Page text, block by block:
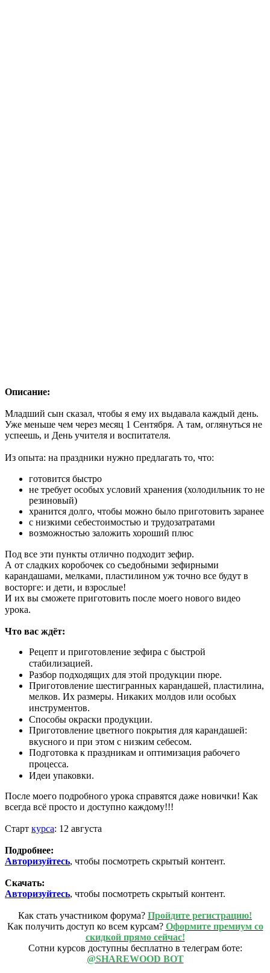
Описание:
Младший сын сказал, чтобы я ему их выдавала каждый день.
Уже меньше чем через месяц 1 Сентября. А там, оглянуться не
успеешь, и День учителя и воспитателя.
Из опыта: на праздники нужно предлагать то, что:
готовится быстро⠀
не требует особых условий хранения (холодильник то не
резиновый)
хранится долго, чтобы можно было приготовить заранее
с низкими себестоимостью и трудозатратами
возможностью заложить хороший плюс
Под все эти пункты отлично подходит зефир.⠀
А от сладких коробочек со съедобными зефирными
карандашами, мелками, пластилином уж точно все будут в
восторге: и дети, и взрослые!⠀
И их вы сможете приготовить после моего нового видео
урока.⠀
Что вас ждёт:
Рецепт и приготовление зефира с быстрой
стабилизацией.⠀
Разбор подходящих для этой продукции пюре.⠀
Приготовление шестигранных карандашей, пластилина,
мелков. Их размеры. Никаких молдов или особых
инструментов.⠀
Способы окраски продукции.⠀
Приготовление цветного покрытия для карандашей:
вкусного и при этом с низким себесом.⠀
Подготовка к праздникам и оптимизация рабочего
процесса.⠀
Идеи упаковки.⠀
После моего подробного урока справятся даже новички! Как
всегда всё просто и доступно каждому!!!
Старт курса: 12 августа
Подробнее:
Авторизуйтесь, чтобы посмотреть скрытый контент.
Скачать:
Авторизуйтесь, чтобы посмотреть скрытый контент.
Как стать участником форума? Пройдите регистрацию!
Как получить доступ ко всем курсам? Оформите премиум со
скидкой прямо сейчас!
Сотни курсов доступны бесплатно в телеграм боте:
@SHAREWOOD BOT